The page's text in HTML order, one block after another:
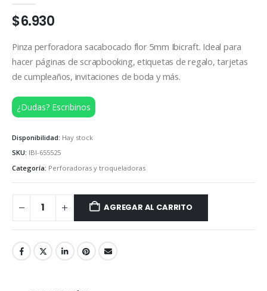
$6.930
Pinza perforadora sacabocado flor 5mm Ibicraft. Ideal para
hacer páginas de scrapbooking, etiquetas de regalo, tarjetas
de cumpleaños, invitaciones de boda y más.
¿Dudas? Escribinos
Disponibilidad: Hay stock
SKU: IBI-655525
Categoría: Perforadoras y troqueladoras
AGREGAR AL CARRITO